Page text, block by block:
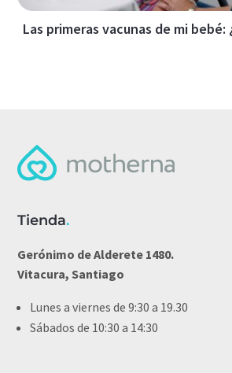
Las primeras vacunas de mi bebé:
Tienda.
Gerónimo de Alderete 1480.
Vitacura, Santiago
Lunes a viernes de 9:30 a 19.30
Sábados de 10:30 a 14:30